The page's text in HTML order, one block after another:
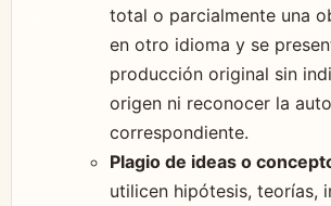
total o parcialmente una
en otro idioma y se
producción original sin
origen ni reconocer la
correspondiente.
Plagio de ideas o
utilicen hipótesis, teorías,